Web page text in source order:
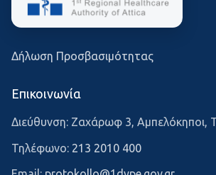
Δήλωση Προσβασιμότητας
Επικοινωνία
Διεύθυνση: Ζαχάρωφ 3, Αμπελόκηποι,
Τηλέφωνο: 213 2010 400